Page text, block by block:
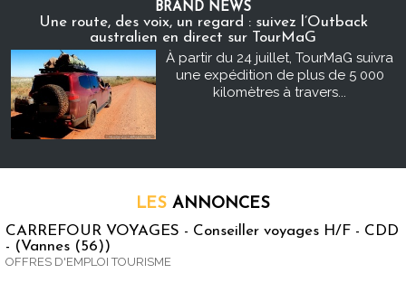
BRAND NEWS
Une route, des voix, un regard : suivez l’Outback
australien en direct sur TourMaG
À partir du 24 juillet, TourMaG suivra
une expédition de plus de 5 000
kilomètres à travers...
LES ANNONCES
CARREFOUR VOYAGES - Conseiller voyages H/F - CDD
- (Vannes (56))
OFFRES D'EMPLOI TOURISME